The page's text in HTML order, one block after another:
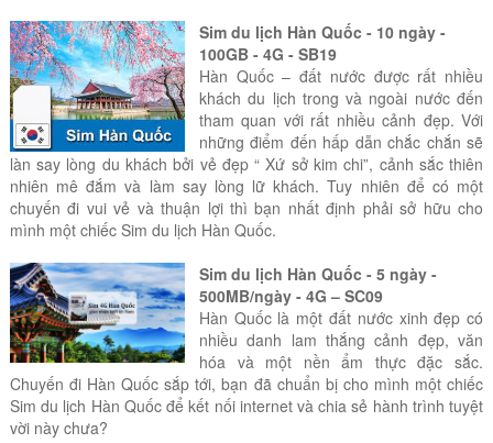
Sim du lịch Hàn Quốc - 10 ngày -
100GB - 4G - SB19
Hàn Quốc – đất nước được rất nhiều
khách du lịch trong và ngoài nước đến
tham quan với rất nhiều cảnh đẹp. Với
những điểm đến hấp dẫn chắc chắn sẽ
làn say lòng du khách bởi vẻ đẹp “ Xứ sở kim chi”, cảnh sắc thiên
nhiên mê đắm và làm say lòng lữ khách. Tuy nhiên để có một
chuyến đi vui vẻ và thuận lợi thì bạn nhất định phải sở hữu cho
mình một chiếc Sim du lịch Hàn Quốc.
Sim du lịch Hàn Quốc - 5 ngày -
500MB/ngày - 4G – SC09
Hàn Quốc là một đất nước xinh đẹp có
nhiều danh lam thắng cảnh đẹp, văn
hóa và một nền ẩm thực đặc sắc.
Chuyến đi Hàn Quốc sắp tới, bạn đã chuẩn bị cho mình một chiếc
Sim du lịch Hàn Quốc để kết nối internet và chia sẻ hành trình tuyệt
vời này chưa?